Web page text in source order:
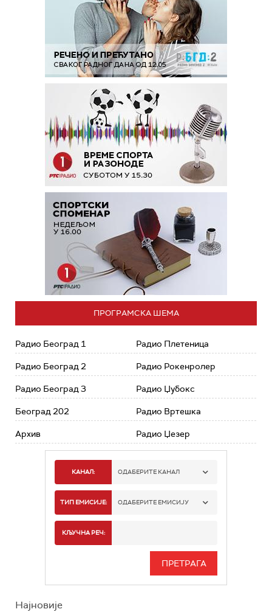
ПРОГРАМСКА ШЕМА
Радио Београд 1
Радио Београд 2
Радио Београд 3
Београд 202
Архив
Радио Плетеница
Радио Рокенролер
Радио Џубокс
Радио Вртешка
Радио Џезер
КАНАЛ: ОДАБЕРИТЕ КАНАЛ
РАДИО БЕОГРАД 1
РАДИО БЕОГРАД 3
ТИП ЕМИСИЈЕ: ОДАБЕРИТЕ ЕМИСИЈУ
ИНФО
КЉУЧНА РЕЧ:
Најновије